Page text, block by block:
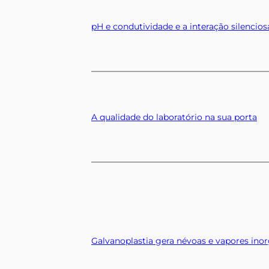
pH e condutividade e a interação
A qualidade do laboratório na sua porta
Galvanoplastia gera névoas e vapores